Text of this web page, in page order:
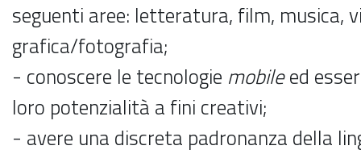
seguenti aree: letteratura, film, musica,
grafica/fotografia;
- conoscere le tecnologie mobileed
loro potenzialità a fini creativi;
- avere una discreta padronanza della